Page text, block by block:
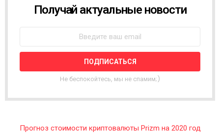
W
L
E
T
R
Получай актуальные новости
Не беспокойтесь, мы не спамим;)
Прогноз стоимости криптовалюты Prizm на 2020 год